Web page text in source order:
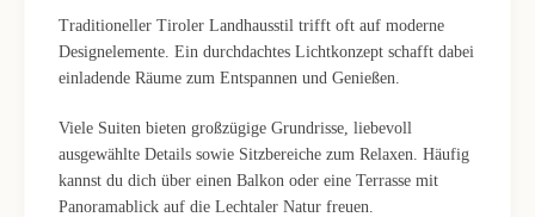
Traditioneller Tiroler Landhausstil trifft oft auf moderne
Designelemente. Ein durchdachtes Lichtkonzept schafft dabei
einladende Räume zum Entspannen und Genießen.
Viele Suiten bieten großzügige Grundrisse, liebevoll
ausgewählte Details sowie Sitzbereiche zum Relaxen. Häufig
kannst du dich über einen Balkon oder eine Terrasse mit
Panoramablick auf die Lechtaler Natur freuen.